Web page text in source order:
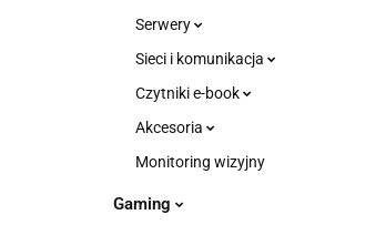
Serwery
Sieci i komunikacja
Czytniki e-book
Akcesoria
Monitoring wizyjny
Gaming